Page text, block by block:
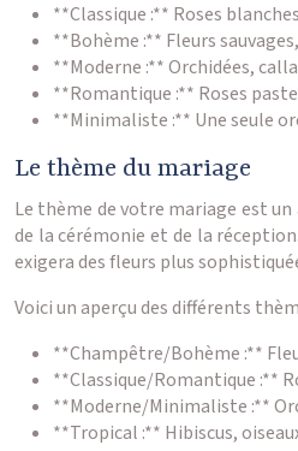
**Classique :** Roses
**Bohème :** Fleurs
**Moderne :** Orchidées,
**Romantique :** Roses
**Minimaliste :** Une seule
Le thème du mariage
Le thème de votre mariage est
de la cérémonie et de la
exigera des fleurs plus
Voici un aperçu des différents
**Champêtre/Bohème :**
**Classique/Romantique :**
**Moderne/Minimaliste :**
**Tropical :** Hibiscus,